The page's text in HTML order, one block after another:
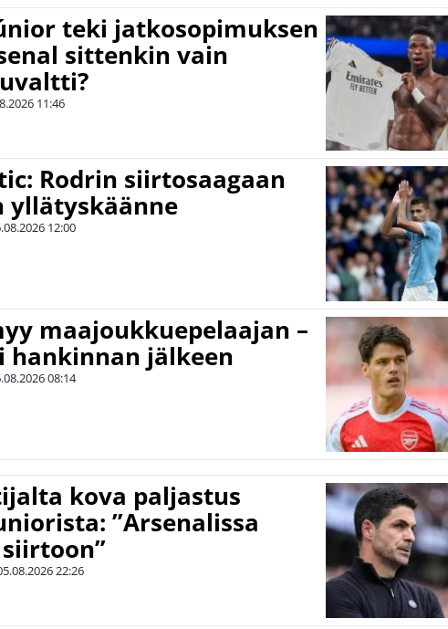
teki jatkosopimuksen
sittenkin vain
11:46
Rodrin siirtosaagaan
yllätyskäänne
12:00
maajoukkuepelaajan –
hankinnan jälkeen
08:14
kova paljastus
”Arsenalissa
22:26